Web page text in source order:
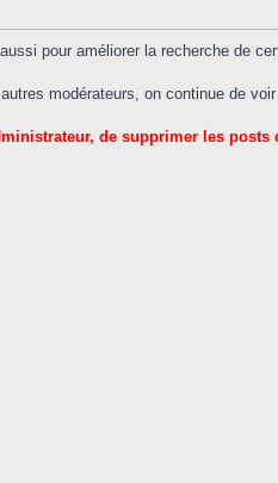
pour améliorer la recherche de
modérateurs, on continue de
de supprimer les